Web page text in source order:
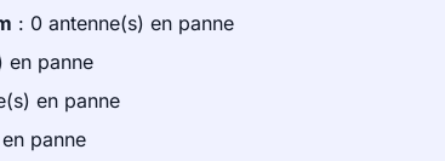
: 0 antenne(s) en panne
en panne
en panne
panne